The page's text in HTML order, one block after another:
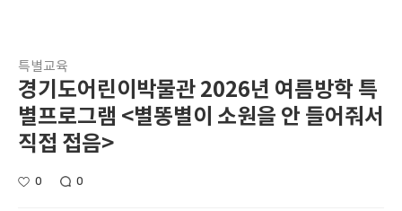
특별교육
경기도어린이박물관 2026년 여름방학 특
별프로그램 <별똥별이 소원을 안 들어줘서
직접 접음>
0 0